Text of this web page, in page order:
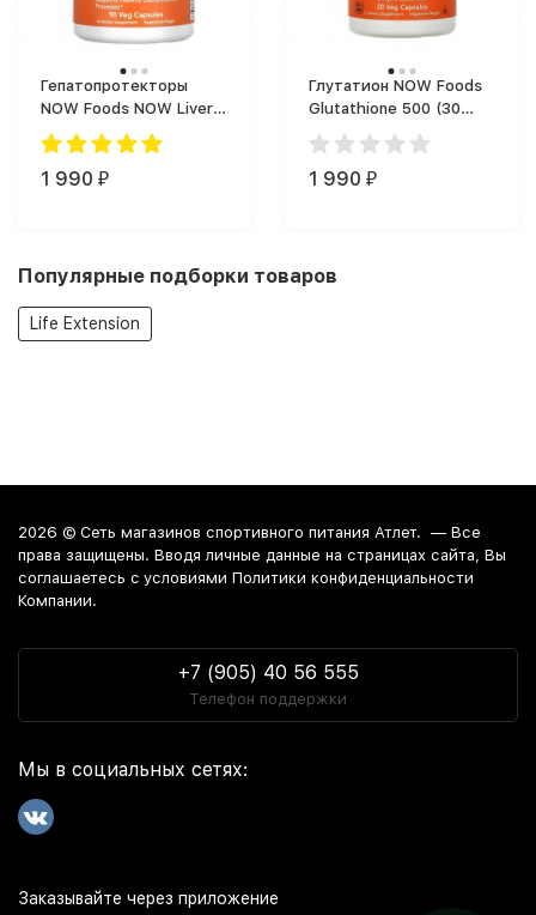
Гепатопротекторы
NOW Foods NOW Liver
Refresh 90 vcaps (90
капс.)
1 990 ₽
Глутатион NOW Foods
Glutathione 500 (30
капс.)
1 990 ₽
Популярные подборки товаров
Life Extension
2026 © Сеть магазинов спортивного питания Атлет. — Все
права защищены. Вводя личные данные на страницах сайта, Вы
соглашаетесь c условиями Политики конфиденциальности
Компании.
+7 (905) 40 56 555
Телефон поддержки
Мы в социальных сетях:
Заказывайте через приложение